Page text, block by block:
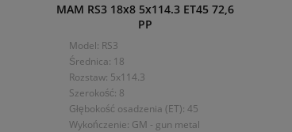
MAM RS3 18x8 5x114.3 ET45 72,6
PP
Model: RS3
Średnica: 18
Rozstaw: 5x114.3
Szerokość: 8
Głębokość osadzenia (ET): 45
Wykończenie: GM - gun metal